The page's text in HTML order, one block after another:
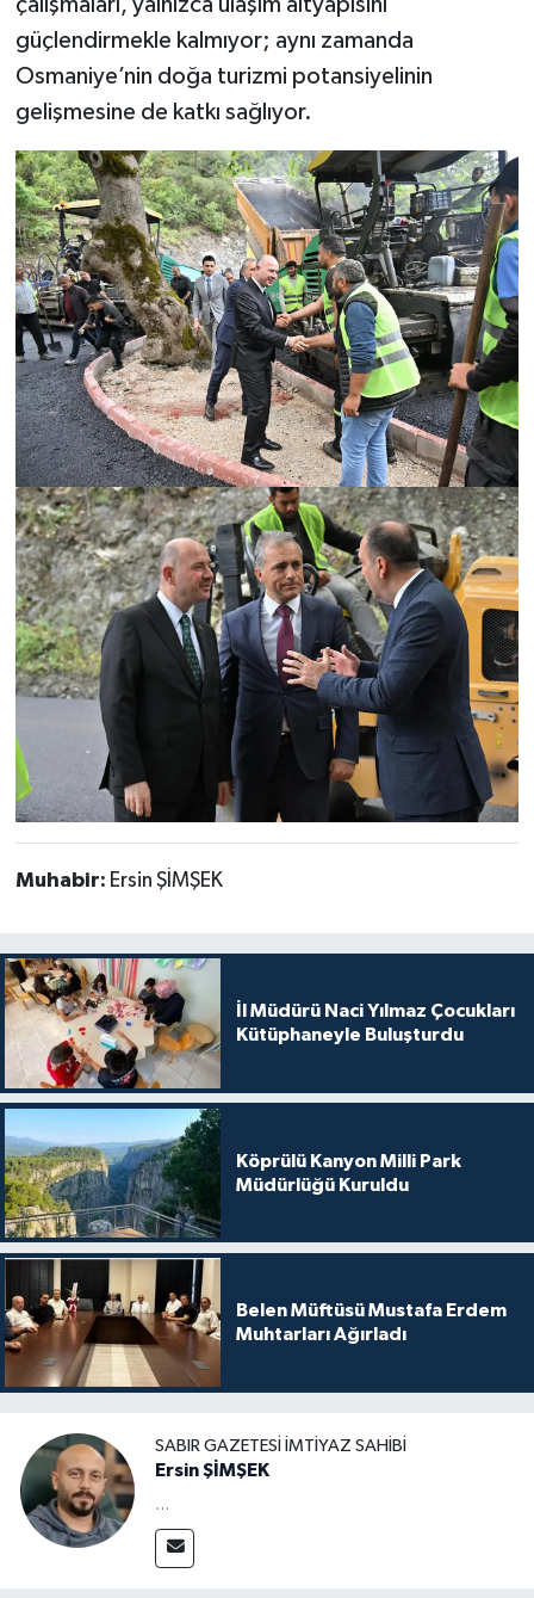
çalışmaları, yalnızca ulaşım altyapısını
güçlendirmekle kalmıyor; aynı zamanda
Osmaniye’nin doğa turizmi potansiyelinin
gelişmesine de katkı sağlıyor.
Muhabir: Ersin ŞİMŞEK
İl Müdürü Naci Yılmaz Çocukları
Kütüphaneyle Buluşturdu
Köprülü Kanyon Milli Park
Müdürlüğü Kuruldu
Belen Müftüsü Mustafa Erdem
Muhtarları Ağırladı
SABIR GAZETESI İMTIYAZ SAHIBI
Ersin ŞİMŞEK
...